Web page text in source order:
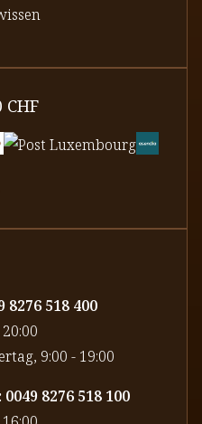
518 400
9:00 - 19:00
8276 518 100